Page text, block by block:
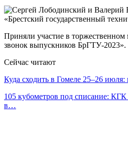
Приняли участие в
звонок выпускников БрГТУ-2023».
Сейчас читают
Куда сходить в Гомеле 25–26
105 кубометров под списание:
в…